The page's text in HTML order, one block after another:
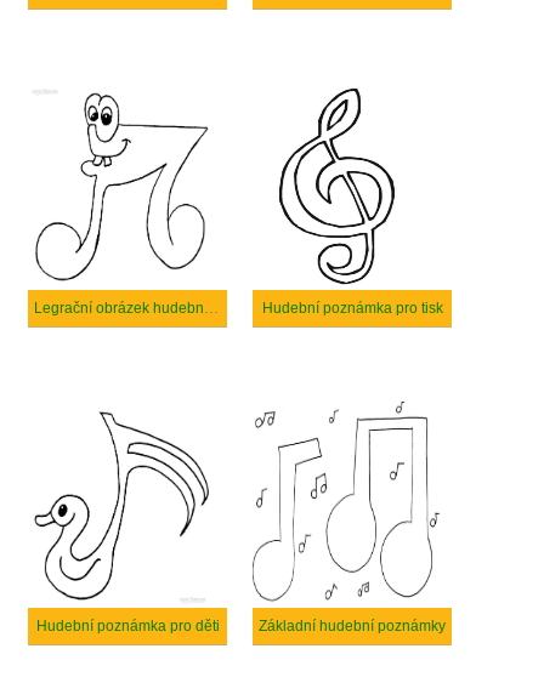
Legrační obrázek hudební poznámka Hudební poznámka pro tisk
Hudební poznámka pro děti Základní hudební poznámky